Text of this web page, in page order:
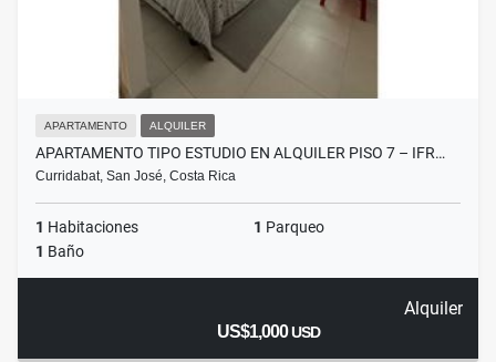
APARTAMENTO ALQUILER
APARTAMENTO TIPO ESTUDIO EN ALQUILER PISO 7 – IFR…
Curridabat, San José, Costa Rica
1 Habitaciones 1 Parqueo
1 Baño
Alquiler
US$1,000USD